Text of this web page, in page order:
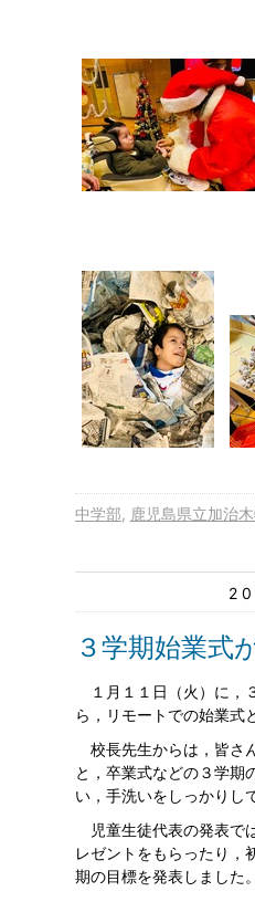
中学部 鹿児島県立加治
３学期始業式
１月１１日（火）に，
ら，リモートでの始業式
校長先生からは，皆さ
と，卒業式などの３学期
い，手洗いをしっかりし
児童生徒代表の発表で
レゼントをもらったり，
期の目標を発表しました。